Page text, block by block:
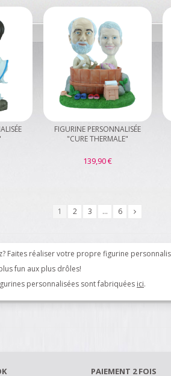
FIGURINE PERSONNALISÉE
"CURE THERMALE"
139,90 €
1 2 3 ... 6
Faites réaliser votre propre figurine
fun aux plus drôles!
personnalisées sont fabriquées ici.
PAIEMENT 2 FOIS